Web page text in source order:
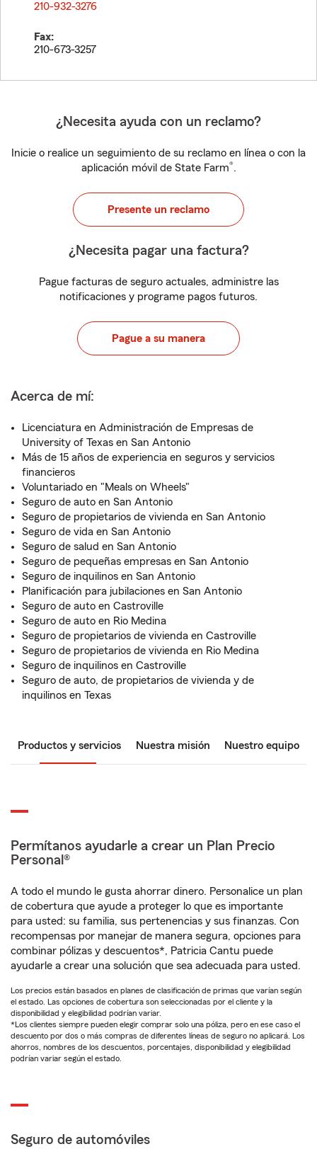
210-932-3276
Fax:
210-673-3257
¿Necesita ayuda con un reclamo?
Inicie o realice un seguimiento de su reclamo en línea o con la
aplicación móvil de State Farm®.
Presente un reclamo
¿Necesita pagar una factura?
Pague facturas de seguro actuales, administre las
notificaciones y programe pagos futuros.
Pague a su manera
Acerca de mí:
Licenciatura en Administración de Empresas de
University of Texas en San Antonio
Más de 15 años de experiencia en seguros y servicios
financieros
Voluntariado en "Meals on Wheels"
Seguro de auto en San Antonio
Seguro de propietarios de vivienda en San Antonio
Seguro de vida en San Antonio
Seguro de salud en San Antonio
Seguro de pequeñas empresas en San Antonio
Seguro de inquilinos en San Antonio
Planificación para jubilaciones en San Antonio
Seguro de auto en Castroville
Seguro de auto en Rio Medina
Seguro de propietarios de vivienda en Castroville
Seguro de propietarios de vivienda en Rio Medina
Seguro de inquilinos en Castroville
Seguro de auto, de propietarios de vivienda y de
inquilinos en Texas
Productos y servicios Nuestra misión Nuestro equipo
Permítanos ayudarle a crear un Plan Precio
Personal®
A todo el mundo le gusta ahorrar dinero. Personalice un plan
de cobertura que ayude a proteger lo que es importante
para usted: su familia, sus pertenencias y sus finanzas. Con
recompensas por manejar de manera segura, opciones para
combinar pólizas y descuentos*, Patricia Cantu puede
ayudarle a crear una solución que sea adecuada para usted.
Los precios están basados en planes de clasificación de primas que varían según
el estado. Las opciones de cobertura son seleccionadas por el cliente y la
disponibilidad y elegibilidad podrían variar.
*Los clientes siempre pueden elegir comprar solo una póliza, pero en ese caso el
descuento por dos o más compras de diferentes líneas de seguro no aplicará. Los
ahorros, nombres de los descuentos, porcentajes, disponibilidad y elegibilidad
podrían variar según el estado.
Seguro de automóviles